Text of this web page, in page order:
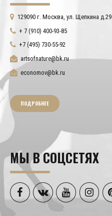
129090 г. Москва, ул. Щепкина д.29
+ 7 (910) 400-93-85
+7 (495) 730-55-92
artsofnature@bk.ru
economov@bk.ru
ПОДРОБНЕЕ
МЫ В СОЦСЕТЯХ